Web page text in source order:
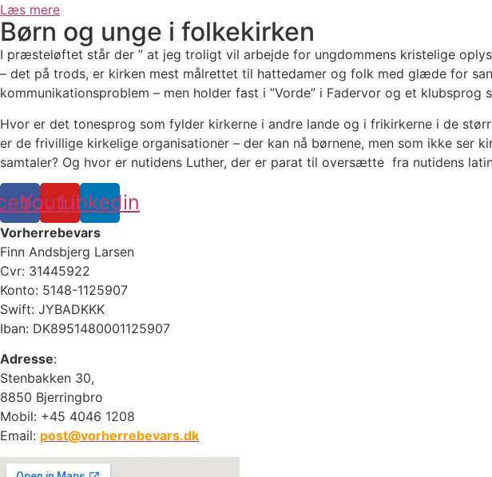
Læs mere
Børn og unge i folkekirken
I præsteløftet står der ” at jeg troligt vil arbejde for ungdommens kristelige
– det på trods, er kirken mest målrettet til hattedamer og folk med glæde for
kommunikationsproblem – men holder fast i ”Vorde” i Fadervor og et
Hvor er det tonesprog som fylder kirkerne i andre lande og i frikirkerne i de
er de frivillige kirkelige organisationer – der kan nå børnene, men som ikke ser
samtaler? Og hvor er nutidens Luther, der er parat til oversætte fra nutidens
YoutubeLinkedin
Vorherrebevars
Finn Andsbjerg Larsen
Cvr: 31445922
Konto: 5148-1125907
Swift: JYBADKKK
Iban: DK8951480001125907
Adresse:
Stenbakken 30,
8850 Bjerringbro
Mobil: +45 4046 1208
Email: post@vorherrebevars.dk